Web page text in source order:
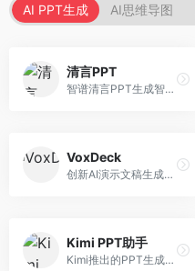
AI PPT生成 AI思维导图
清言PPT
智谱清言PPT生成智能体，基于GLM大模型。面向智谱用户，支持对话生成PPT、内容优化等服务，与智谱生态深度整合。
VoxDeck
创新AI演示文稿生成工具，支持语音交互创作。面向职场人士，支持语音输入、PPT生成、内容优化等功能，语音创作体验便捷。
Kimi PPT助手
Kimi推出的PPT生成智能体，整合长文本处理能力。面向职场人士和学生，支持文档解析、PPT生成、内容优化等服务，与Kimi生态深度整合。